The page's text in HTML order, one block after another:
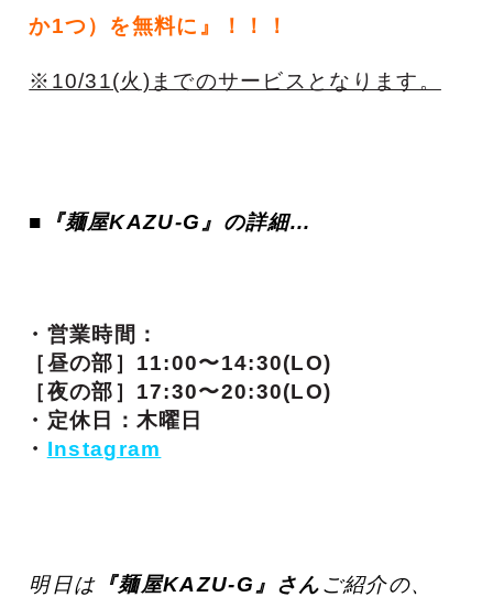
か1つ）を無料に』！！！
※10/31(火)までのサービスとなります。
■『麺屋KAZU-G 』の詳細…
・営業時間：
［昼の部］11:00〜14:30(LO)
［夜の部］17:30〜20:30(LO)
・定休日：木曜日
・ Instagram
明日は 『麺屋KAZU-G』さんご紹介の、